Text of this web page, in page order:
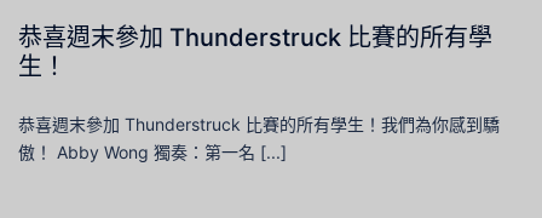
恭喜週末參加 Thunderstruck 比賽的所有學
生！
恭喜週末參加 Thunderstruck 比賽的所有學生！我們為你感到驕
傲！ Abby Wong 獨奏：第一名 [...]